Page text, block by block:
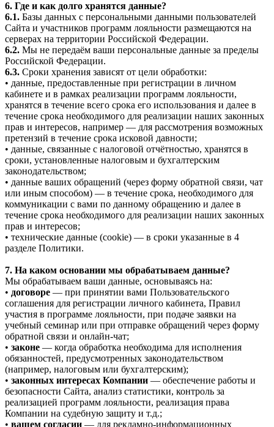
6. Где и как долго хранятся данные?
6.1. Базы данных с персональными данными пользователей
Сайта и участников программ лояльности размещаются на
серверах на территории Российской Федерации.
6.2. Мы не передаём ваши персональные данные за пределы
Российской Федерации.
6.3. Сроки хранения зависят от цели обработки:
• данные, предоставленные при регистрации в личном
кабинете и в рамках реализации программ лояльности,
хранятся в течение всего срока его использования и далее в
течение срока необходимого для реализации наших законных
прав и интересов, например — для рассмотрения возможных
претензий в течение срока исковой давности;
• данные, связанные с налоговой отчётностью, хранятся в
сроки, установленные налоговым и бухгалтерским
законодательством;
• данные ваших обращений (через форму обратной связи, чат
или иным способом) — в течение срока, необходимого для
коммуникации с вами по данному обращению и далее в
течение срока необходимого для реализации наших законных
прав и интересов;
• технические данные (cookie) — в сроки указанные в 4
разделе Политики.
7. На каком основании мы обрабатываем данные?
Мы обрабатываем ваши данные, основываясь на:
• договоре — при принятии вами Пользовательского
соглашения для регистрации личного кабинета, Правил
участия в программе лояльности, при подаче заявки на
учебный семинар или при отправке обращений через форму
обратной связи и онлайн-чат;
• законе — когда обработка необходима для исполнения
обязанностей, предусмотренных законодательством
(например, налоговым или бухгалтерским);
• законных интересах Компании — обеспечение работы и
безопасности Сайта, анализ статистики, контроль за
реализацией программ лояльности, реализация права
Компании на судебную защиту и т.д.;
• вашем согласии — для рекламно-информационных